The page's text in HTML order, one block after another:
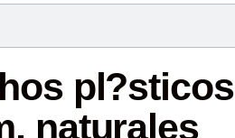
pl?sticos
naturales